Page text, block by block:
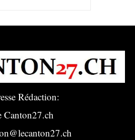
Rédaction:
Canton27.ch